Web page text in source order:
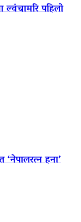
पहिलो
‘नेपालरत्न हना’